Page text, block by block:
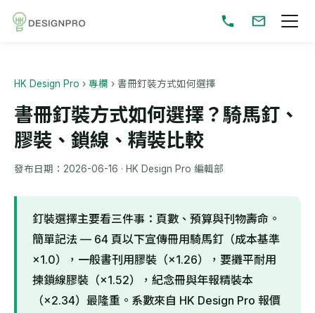
HK Design Pro › 專欄 › 書冊釘裝方式如何選擇
書冊釘裝方式如何選擇？騎馬釘、
膠裝、鎖線、精裝比較
發布日期： 2026-06-16 · HK Design Pro 編輯部
釘裝選擇主要看三件事：頁數、預算與刊物壽命。
簡單記法 — 64 頁以下宣傳冊用騎馬釘（成本基準
×1.0），一般書刊用膠裝（×1.26），要攤平耐用
揀鎖線膠裝（×1.52），紀念冊與年報精裝本
（×2.34）最隆重。系數來自 HK Design Pro 報價